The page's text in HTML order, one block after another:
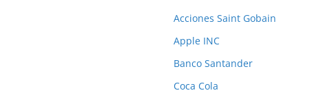
Acciones Saint Gobain
Apple INC
Banco Santander
Coca Cola